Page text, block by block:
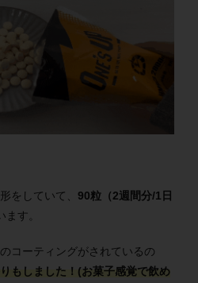
をしていて、 90粒（2週間分/1日
ます。
コーティングがされているの
もしました！(お菓子感覚で飲め